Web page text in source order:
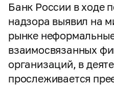
Банк России в ходе
надзора выявил на
рынке
взаимосвязанных
организаций, в
прослеживается